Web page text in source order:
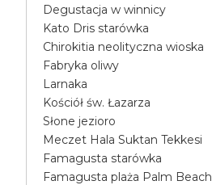
Degustacja w winnicy
Kato Dris starówka
Chirokitia neolityczna wioska
Fabryka oliwy
Larnaka
Kościół św. Łazarza
Słone jezioro
Meczet Hala Suktan Tekkesi
Famagusta starówka
Famagusta plaża Palm Beach